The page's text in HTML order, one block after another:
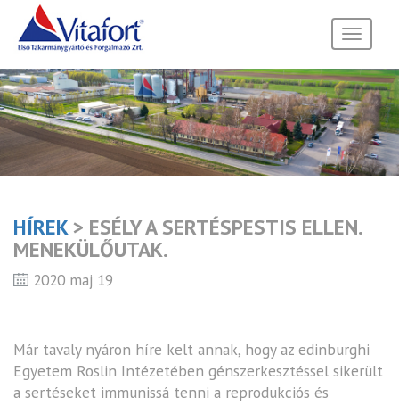
Toggle
HÍREK> ESÉLY A SERTÉSPESTIS ELLEN.
MENEKÜLŐUTAK.
2020 maj 19
Már tavaly nyáron híre kelt annak, hogy az edinburghi
Egyetem Roslin Intézetében génszerkesztéssel sikerült
a sertéseket immunissá tenni a reprodukciós és